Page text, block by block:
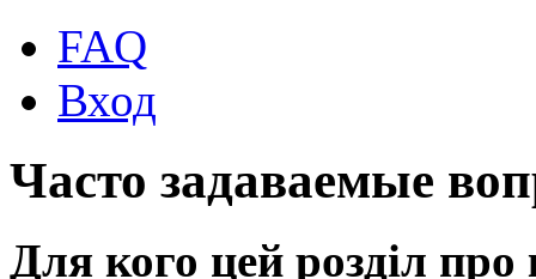
FAQ
Вход
Часто задаваемые
Для кого цей розділ